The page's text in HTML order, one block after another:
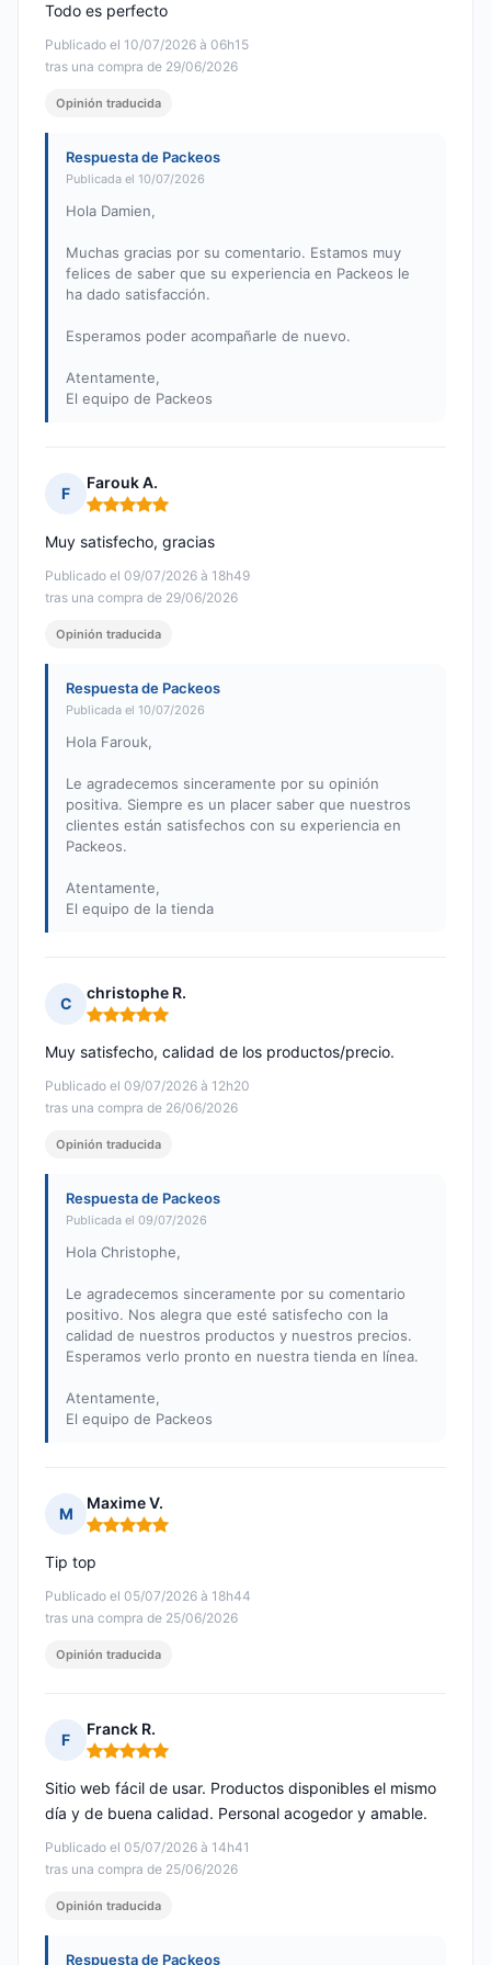
Publicado el 10/07/2026 à 06h15
tras una compra de 29/06/2026
Todo es perfecto
Opinión traducida
Respuesta de Packeos
Publicada el 10/07/2026
Hola Damien,
Muchas gracias por su comentario. Estamos muy
felices de saber que su experiencia en Packeos le
ha dado satisfacción.
Esperamos poder acompañarle de nuevo.
Atentamente,
El equipo de Packeos
F
Farouk A.
Nota: 5 de 5
Publicado el 09/07/2026 à 18h49
tras una compra de 29/06/2026
Muy satisfecho, gracias
Opinión traducida
Respuesta de Packeos
Publicada el 10/07/2026
Hola Farouk,
Le agradecemos sinceramente por su opinión
positiva. Siempre es un placer saber que nuestros
clientes están satisfechos con su experiencia en
Packeos.
Atentamente,
El equipo de la tienda
C
christophe R.
Nota: 5 de 5
Publicado el 09/07/2026 à 12h20
tras una compra de 26/06/2026
Muy satisfecho, calidad de los productos/precio.
Opinión traducida
Respuesta de Packeos
Publicada el 09/07/2026
Hola Christophe,
Le agradecemos sinceramente por su comentario
positivo. Nos alegra que esté satisfecho con la
calidad de nuestros productos y nuestros precios.
Esperamos verlo pronto en nuestra tienda en línea.
Atentamente,
El equipo de Packeos
M
Maxime V.
Nota: 5 de 5
Publicado el 05/07/2026 à 18h44
tras una compra de 25/06/2026
Tip top
Opinión traducida
F
Franck R.
Nota: 5 de 5
Publicado el 05/07/2026 à 14h41
tras una compra de 25/06/2026
Sitio web fácil de usar. Productos disponibles el mismo
día y de buena calidad. Personal acogedor y amable.
Opinión traducida
Respuesta de Packeos